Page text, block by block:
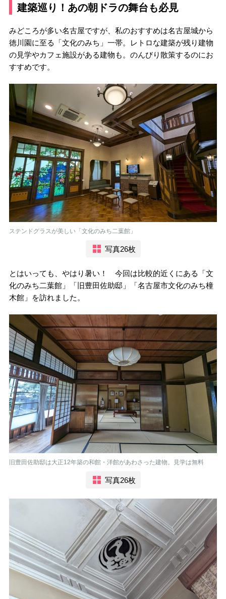
建築巡り！あの朝ドラの舞台も必見
みどころが多い名古屋ですが、私のおすすめは名古屋城から
徳川園に至る「文化のみち」一帯。レトロな建築が残り建物
の見学やカフェ施設がある建物も。のんびり散策するのにお
すすめです。
ステンドグラスが美しい「文化のみち二葉館」
写真26枚
とはいっても、やはり暑い！ 今回は比較的近くにある「文
化のみち二葉館」「旧豊田佐助邸」「名古屋市文化のみち橦
木館」を訪れました。
旧豊田佐助邸は大正12年築の和館・洋館があわさった建物。見学は無料
写真26枚